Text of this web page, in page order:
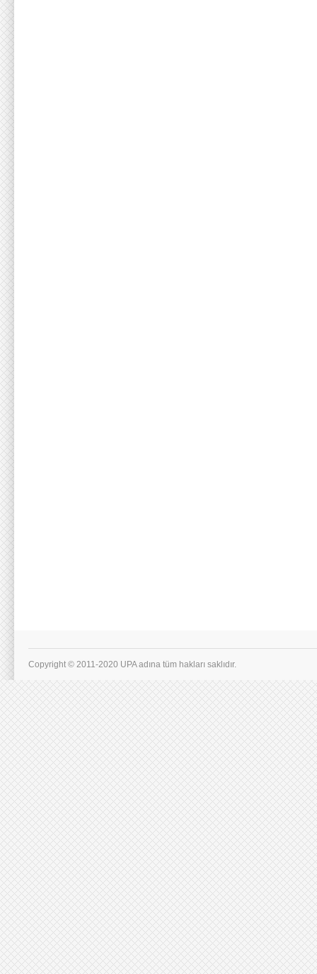
Copyright © 2011-2020 UPA adına tüm hakları saklıdır.